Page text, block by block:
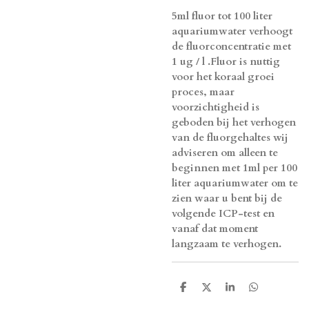
5ml fluor tot 100 liter
aquariumwater verhoogt
de fluorconcentratie met
1 ug / l .Fluor is nuttig
voor het koraal groei
proces, maar
voorzichtigheid is
geboden bij het verhogen
van de fluorgehaltes wij
adviseren om alleen te
beginnen met 1ml per 100
liter aquariumwater om te
zien waar u bent bij de
volgende ICP-test en
vanaf dat moment
langzaam te verhogen.
D
D
S
D